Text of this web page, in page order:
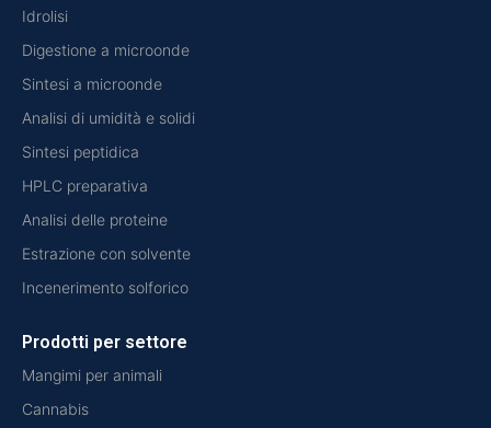
Idrolisi
Digestione a microonde
Sintesi a microonde
Analisi di umidità e solidi
Sintesi peptidica
HPLC preparativa
Analisi delle proteine
Estrazione con solvente
Incenerimento solforico
Prodotti per settore
Mangimi per animali
Cannabis